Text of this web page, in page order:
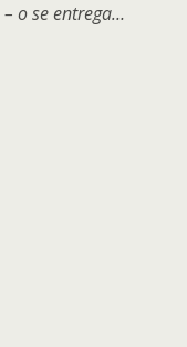
o se entrega…